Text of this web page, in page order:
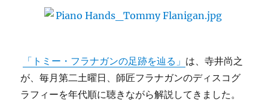
に
「トミー・フラナガンの足跡を辿る」 は、寺井尚之
が、毎月第二土曜日、師匠フラナガンのディスコグ
ラフィーを年代順に聴きながら解説してきました。